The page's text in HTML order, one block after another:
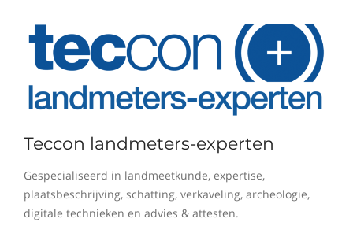
Teccon landmeters-experten
Gespecialiseerd in landmeetkunde, expertise,
plaatsbeschrijving, schatting, verkaveling, archeologie,
digitale technieken en advies & attesten.